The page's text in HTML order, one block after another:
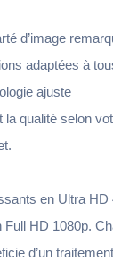
d’image
adaptées à
ajuste
la qualité selon
en Ultra HD
Full HD 1080p.
d’un traitement